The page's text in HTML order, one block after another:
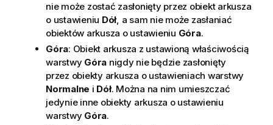
nie może zostać zasłonięty przez obiekt arkusza
o ustawieniu Dół, a sam nie może zasłaniać
obiektów arkusza o ustawieniu Góra.
Góra: Obiekt arkusza z ustawioną właściwością
warstwy Góra nigdy nie będzie zasłonięty
przez obiekty arkusza o ustawieniach warstwy
Normalne i Dół. Można na nim umieszczać
jedynie inne obiekty arkusza o ustawieniu
warstwy Góra.